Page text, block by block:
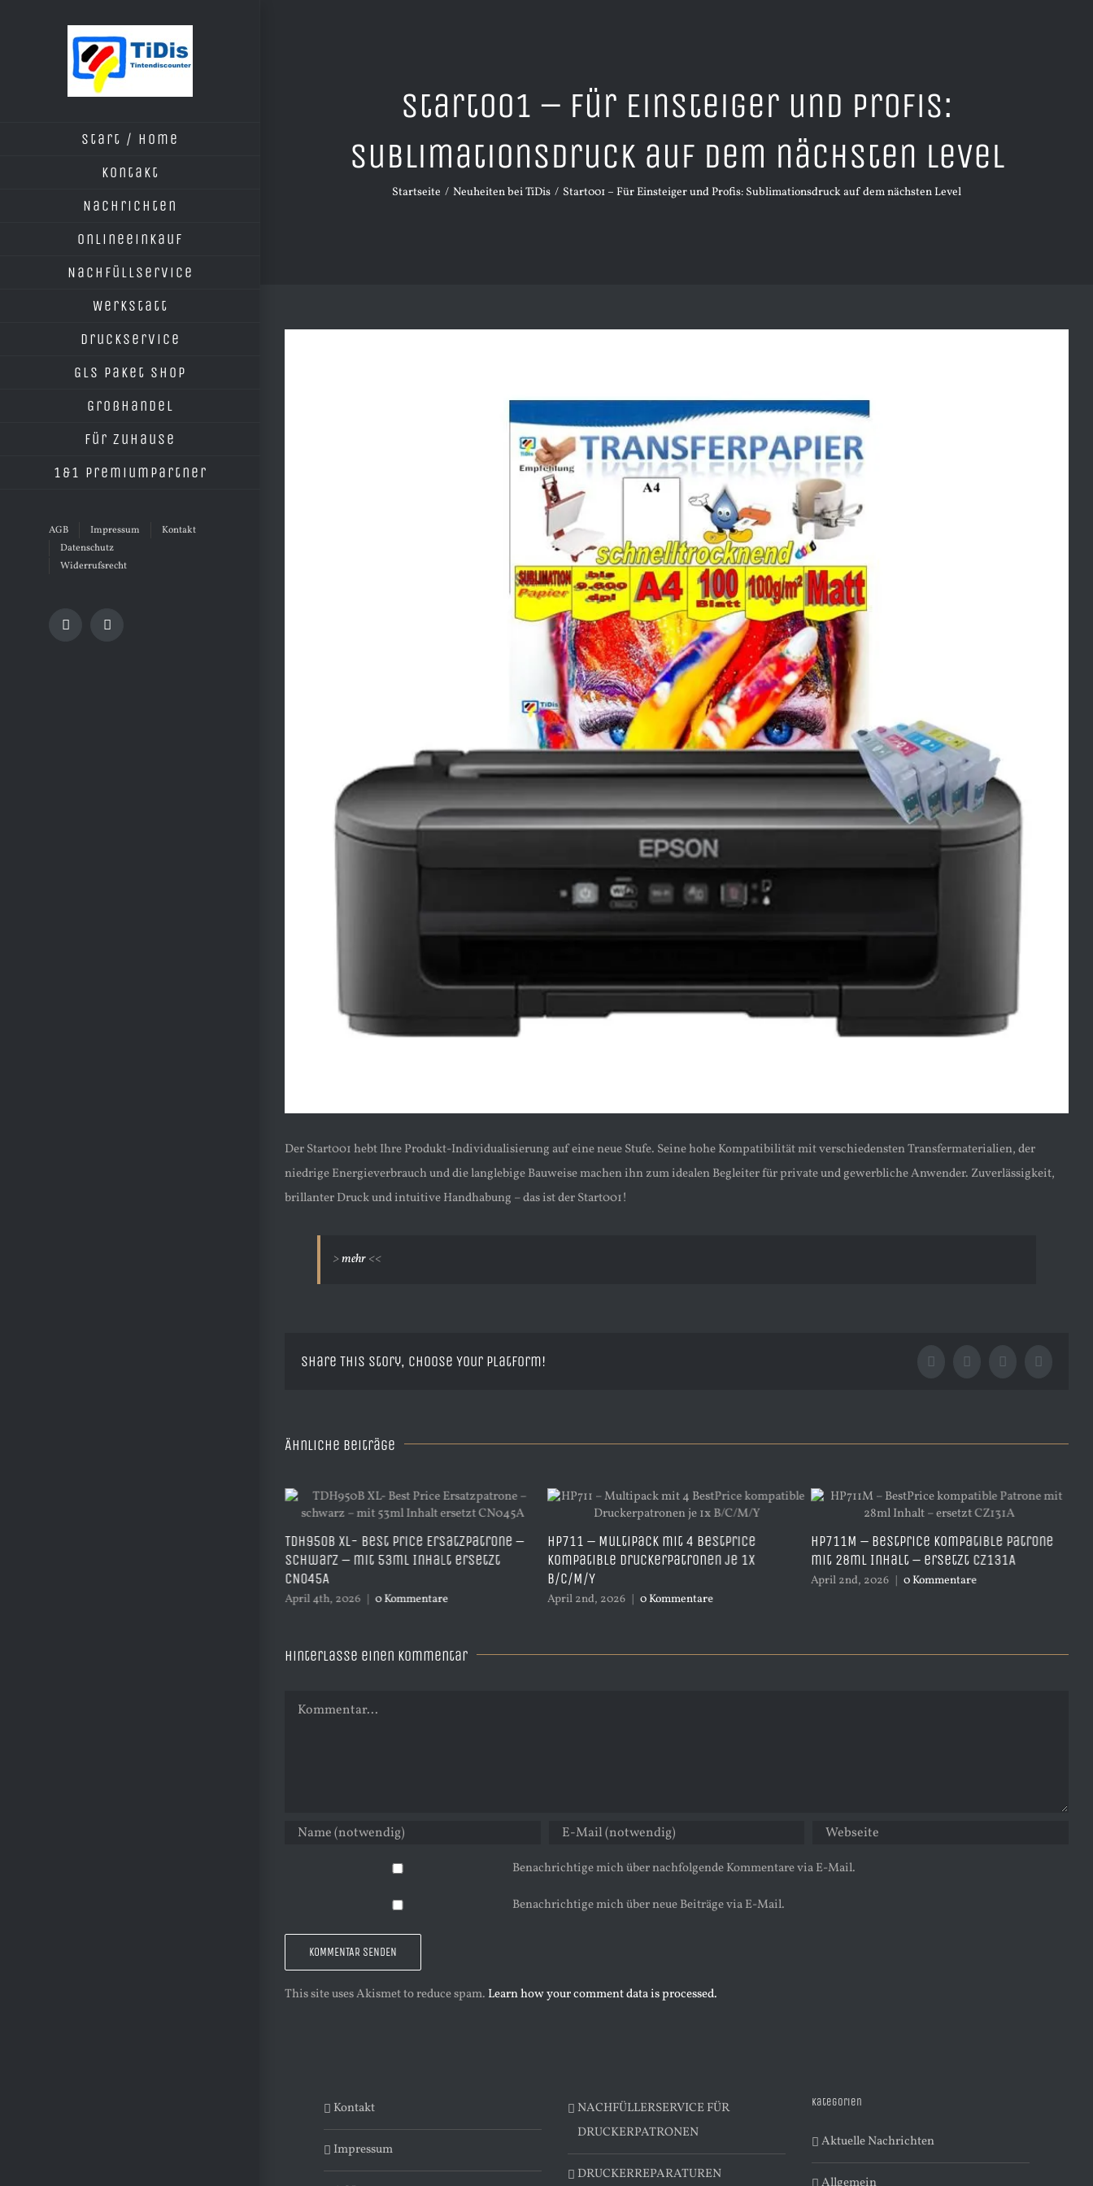
Start / Home
Kontakt
Nachrichten
Onlineeinkauf
Nachfüllservice
Werkstatt
Druckservice
GLS Paket Shop
Großhandel
Für Zuhause
1&1 Premiumpartner
AGB Impressum
Kontakt
Datenschutz
Widerrufsrecht
Facebook
E-
Start001 – Für Einsteiger und Profis:
Sublimationsdruck auf dem nächsten Level
Startseite Neuheiten bei TiDis Start001 – Für Einsteiger und Profis: Sublimationsdruck auf dem nächsten Level
Der Start001 hebt Ihre Produkt-Individualisierung auf eine neue Stufe. Seine hohe Kompatibilität mit verschiedensten Transfermaterialien, der
niedrige Energieverbrauch und die langlebige Bauweise machen ihn zum idealen Begleiter für private und gewerbliche Anwender. Zuverlässigkeit,
brillanter Druck und intuitive Handhabung – das ist der Start001!
>mehr<<
Share This Story, Choose Your Platform! Facebook
X TumblrPinterest
Ähnliche Beiträge
TDH950B XL- Best Price Ersatzpatrone –
schwarz – mit 53ml Inhalt ersetzt
CN045A
April 4th, 2026 | 0 Kommentare
HP711 – Multipack mit 4 BestPrice
kompatible Druckerpatronen je 1x
B/C/M/Y
April 2nd, 2026 | 0 Kommentare
HP711M – BestPrice kompatible Patrone
mit 28ml Inhalt – ersetzt CZ131A
April 2nd, 2026 | 0 Kommentare
Hinterlasse einen Kommentar
Kommentar
Benachrichtige mich über nachfolgende Kommentare via E-Mail.
Benachrichtige mich über neue Beiträge via E-Mail.
This site uses Akismet to reduce spam. Learn how your comment data is processed.
Kontakt
Impressum
NACHFÜLLERSERVICE FÜR
DRUCKERPATRONEN
DRUCKERREPARATUREN
Kategorien
Aktuelle Nachrichten